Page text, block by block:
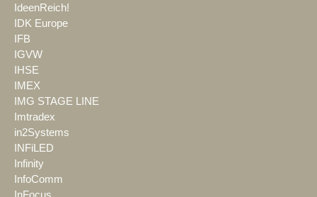
IdeenReich!
IDK Europe
IFB
IGVW
IHSE
IMEX
IMG STAGE LINE
Imtradex
in2Systems
INFiLED
Infinity
InfoComm
InFocus